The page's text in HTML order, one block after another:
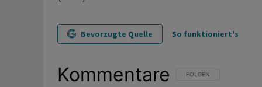
Bevorzugte Quelle So funktioniert's
Kommentare FOLGE DIESER
FOLGEN